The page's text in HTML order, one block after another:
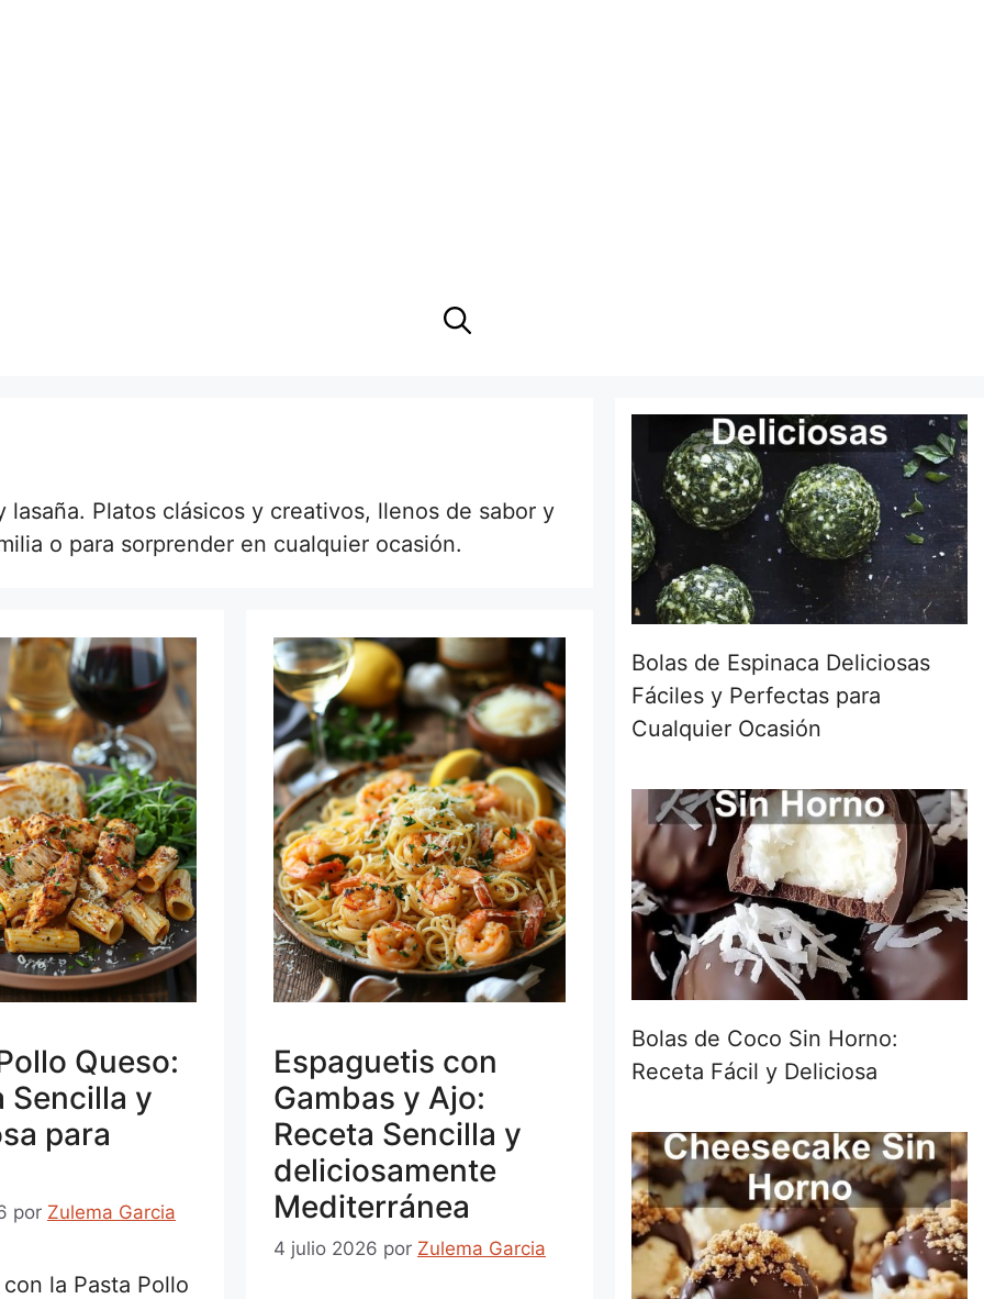
Platos clásicos y creativos, llenos de sabor y
o para sorprender en cualquier ocasión.
Queso:
Sencilla y
para
por Zulema Garcia
la Pasta Pollo
Espaguetis con
Gambas y Ajo:
Receta Sencilla y
deliciosamente
Mediterránea
4 julio 2026 por Zulema Garcia
Bolas de Espinaca Deliciosas
Fáciles y Perfectas para
Cualquier Ocasión
Bolas de Coco Sin Horno:
Receta Fácil y Deliciosa